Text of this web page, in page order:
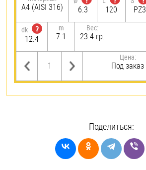
A4 (AISI 316)
6.3
120
PZ3
dk
?
12.4
m
7.1
Вес:
23.4 гр.
Цена:
Под заказ
Поделиться: